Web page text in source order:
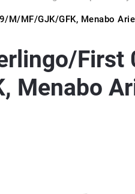
MF/GJK/GFK, Menabo
First
Menabo